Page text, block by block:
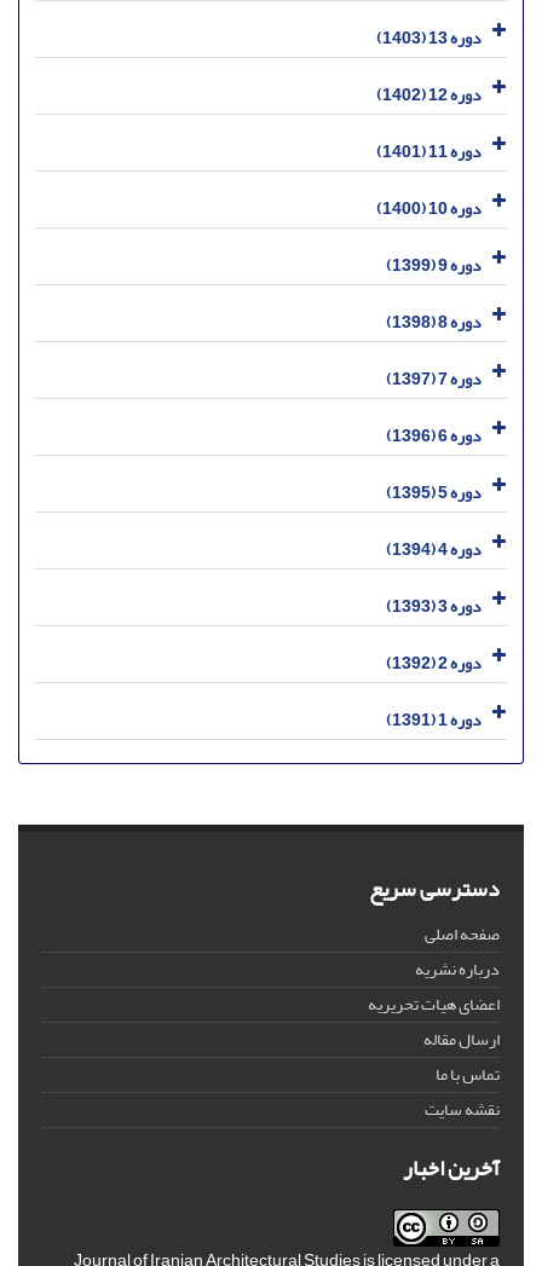
دوره 13 (1403)
دوره 12 (1402)
دوره 11 (1401)
دوره 10 (1400)
دوره 9 (1399)
دوره 8 (1398)
دوره 7 (1397)
دوره 6 (1396)
دوره 5 (1395)
دوره 4 (1394)
دوره 3 (1393)
دوره 2 (1392)
دوره 1 (1391)
دسترسی سریع
صفحه اصلی
درباره نشریه
اعضای هیات تحریریه
ارسال مقاله
تماس با ما
نقشه سایت
آخرین اخبار